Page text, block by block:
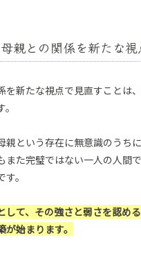
親との関係を新たな視
を新たな視点で見直すことは
親という存在に無意識のうち
また完璧ではない一人の人間
。
して、その強さと弱さを認め
が始まります。